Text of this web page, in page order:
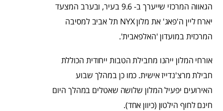
הגאווה המרכזי שייערך ב- 9.6 בעיר, ובערב המצעד
יארח ליין ה'פאג' את מלון NYX תל אביב למסיבה
המרכזית במועדון 'האלפאבית'.
אורחי המלון ייהנו מחבילת הטבות ייחודית הכוללת
חבילת מרצ'נדייז אישית. כמו כן במהלך שבוע
האירועים יפעיל המלון שלושה שאטלים במהלך היום
חינם לחוף הילטון (כיוון אחד).